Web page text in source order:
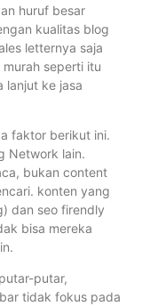
huruf besar
kualitas blog
letternya saja
seperti itu
lanjut ke jasa
faktor berikut ini.
Network lain.
bukan content
konten yang
dan seo firendly
bisa mereka
putar,
tidak fokus pada